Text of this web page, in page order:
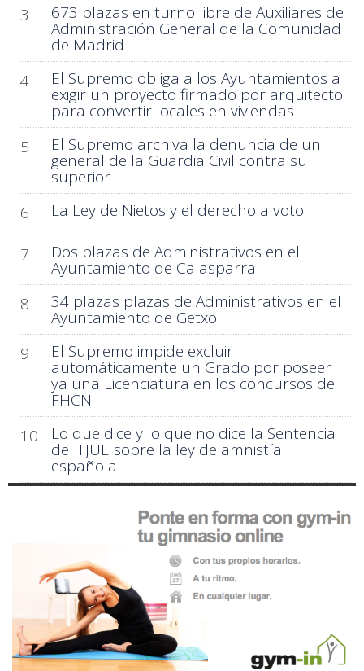
3
673 plazas en turno libre de Auxiliares de
Administración General de la Comunidad
de Madrid
4
El Supremo obliga a los Ayuntamientos a
exigir un proyecto firmado por arquitecto
para convertir locales en viviendas
5
El Supremo archiva la denuncia de un
general de la Guardia Civil contra su
superior
6
La Ley de Nietos y el derecho a voto
7 Dos plazas de Administrativos en el
Ayuntamiento de Calasparra
8
34 plazas plazas de Administrativos en el
Ayuntamiento de Getxo
9
El Supremo impide excluir
automáticamente un Grado por poseer
ya una Licenciatura en los concursos de
FHCN
10
Lo que dice y lo que no dice la Sentencia
del TJUE sobre la ley de amnistía
española